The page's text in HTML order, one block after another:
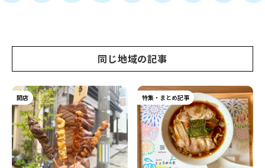
同じ地域の記事
開店 特集・まとめ記事